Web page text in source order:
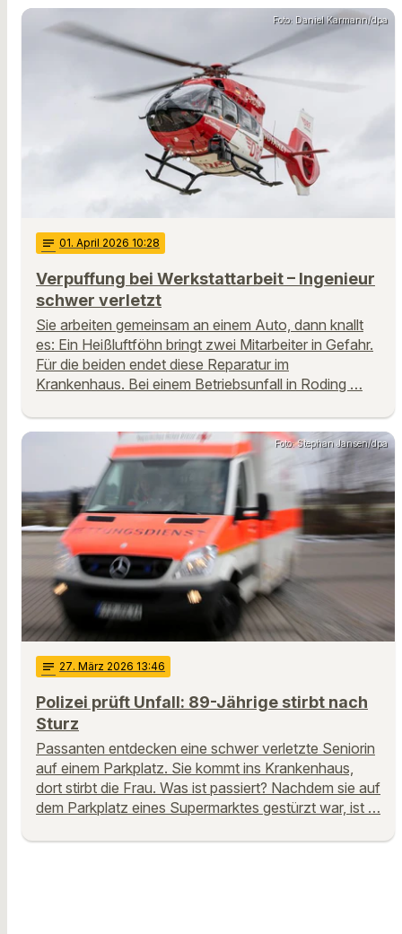
Foto: Daniel Karmann/dpa
notes 01. April 2026 10:28
Verpuffung bei Werkstattarbeit – Ingenieur
schwer verletzt
Sie arbeiten gemeinsam an einem Auto, dann knallt
es: Ein Heißluftföhn bringt zwei Mitarbeiter in Gefahr.
Für die beiden endet diese Reparatur im
Krankenhaus. Bei einem Betriebsunfall in Roding …
Foto: Stephan Jansen/dpa
notes 27. März 2026 13:46
Polizei prüft Unfall: 89-Jährige stirbt nach
Sturz
Passanten entdecken eine schwer verletzte Seniorin
auf einem Parkplatz. Sie kommt ins Krankenhaus,
dort stirbt die Frau. Was ist passiert? Nachdem sie auf
dem Parkplatz eines Supermarktes gestürzt war, ist …